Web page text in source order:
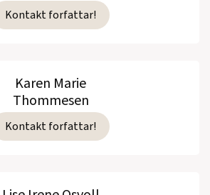
Kontakt forfattar!
Karen Marie
Thommesen
Kontakt forfattar!